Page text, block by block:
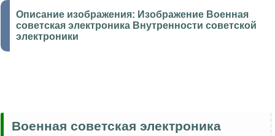
Описание изображения: Изображение Военная
советская электроника Внутренности советской
электроники
Военная советская электроника